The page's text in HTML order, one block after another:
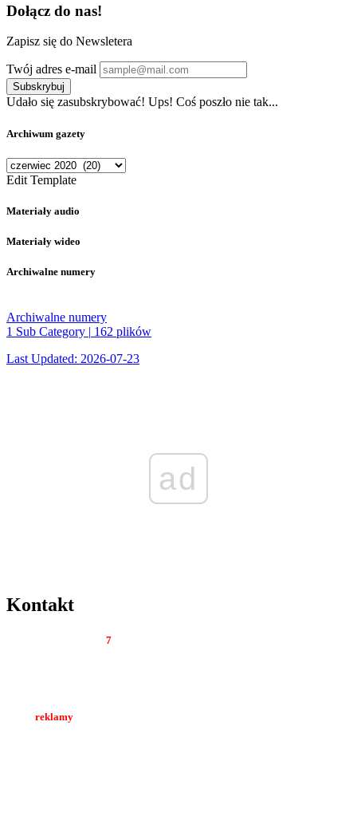
Dołącz do nas!
Zapisz się do Newsletera
Twój adres e-mail
Subskrybuj
Udało się zasubskrybować! Ups! Coś poszło nie tak...
Archiwum gazety
Archiwum
gazety
Edit Template
Materiały audio
Materiały wideo
Archiwalne numery
Archiwalne numery
1 Sub Category
162 plików
Last Updated: 2026-07-23
ad
Kontakt
7
reklamy